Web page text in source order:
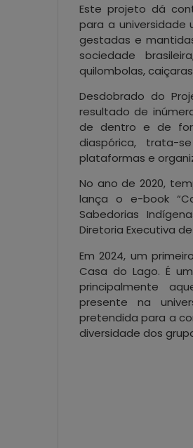
Este projeto dá
para a universidade
gestadas e
sociedade
quilombolas,
Desdobrado do
resultado de
de dentro e de
diaspórica, trata-
plataformas e
No ano de 2020,
lança o e-book
Sabedorias
Diretoria Executiva
Em 2024, um
Casa do Lago. É
principalmente
presente na
pretendida para a
diversidade dos